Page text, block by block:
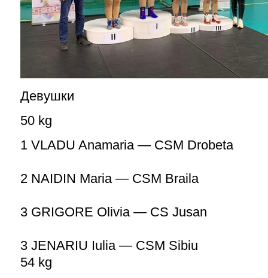
Девушки
50 kg
1 VLADU Anamaria — CSM Drobeta
2 NAIDIN Maria — CSM Braila
3 GRIGORE Olivia — CS Jusan
3 JENARIU Iulia — CSM Sibiu
54 kg